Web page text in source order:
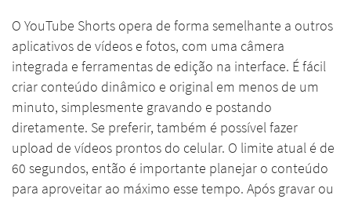
O YouTube Shorts opera de forma semelhante a outros
aplicativos de vídeos e fotos, com uma câmera
integrada e ferramentas de edição na interface. É fácil
criar conteúdo dinâmico e original em menos de um
minuto, simplesmente gravando e postando
diretamente. Se preferir, também é possível fazer
upload de vídeos prontos do celular. O limite atual é de
60 segundos, então é importante planejar o conteúdo
para aproveitar ao máximo esse tempo. Após gravar ou